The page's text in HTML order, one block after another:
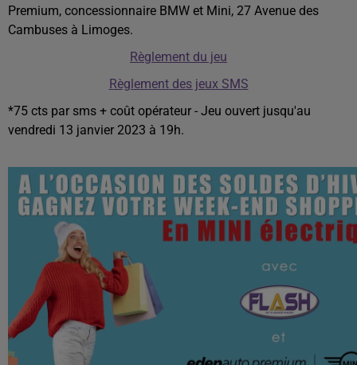
Premium, concessionnaire BMW et Mini, 27 Avenue des
Cambuses à Limoges.
Règlement du jeu
Règlementdes jeux SMS
*75 cts par sms + coût opérateur - Jeu ouvert jusqu'au
vendredi 13 janvier 2023 à 19h.